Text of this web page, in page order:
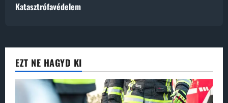
Katasztrófavédelem
EZT NE HAGYD KI